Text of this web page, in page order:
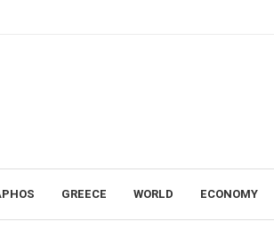
GREECE WORLD ECONOMY
Κρίστιανσεν»